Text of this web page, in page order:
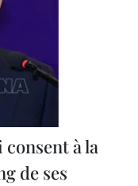
à la
de ses